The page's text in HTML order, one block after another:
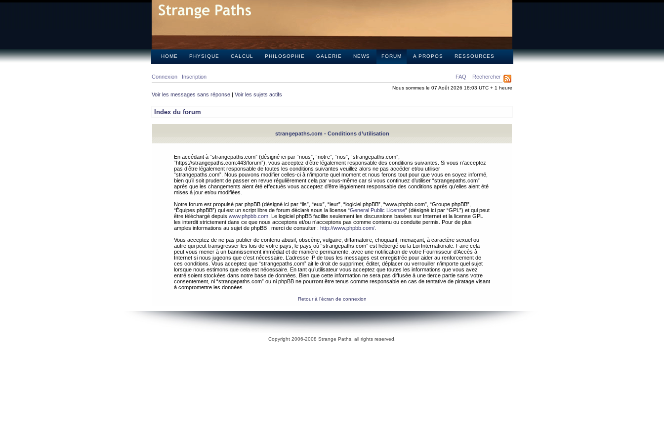
HOME PHYSIQUE CALCUL PHILOSOPHIE GALERIE NEWS FORUM A PROPOS RESSOURCES
FAQ Rechercher
Connexion Inscription
Nous sommes le 07 Août 2026 18:03 UTC + 1 heure
Voir les messages sans réponse | Voir les sujets actifs
Index du forum
strangepaths.com - Conditions d’utilisation
En accédant à “strangepaths.com” (désigné ici par “nous”, “notre”, “nos”, “strangepaths.com”,
“https://strangepaths.com:443/forum”), vous acceptez d’être légalement responsable des conditions suivantes. Si vous n’acceptez
pas d’être légalement responsable de toutes les conditions suivantes veuillez alors ne pas accéder et/ou utiliser
“strangepaths.com”. Nous pouvons modifier celles-ci à n’importe quel moment et nous ferons tout pour que vous en soyez informé,
bien qu’il soit prudent de passer en revue régulièrement cela par vous-même car si vous continuez d’utiliser “strangepaths.com”
après que les changements aient été effectués vous acceptez d’être légalement responsable des conditions après qu’elles aient été
mises à jour et/ou modifiées.
Notre forum est propulsé par phpBB (désigné ici par “ils”, “eux”, “leur”, “logiciel phpBB”, “www.phpbb.com”, “Groupe phpBB”,
“Équipes phpBB”) qui est un script libre de forum déclaré sous la license “General Public License” (désigné ici par “GPL”) et qui peut
être téléchargé depuis www.phpbb.com . Le logiciel phpBB facilite seulement les discussions basées sur Internet et la license GPL
les interdit strictement dans ce que nous acceptons et/ou n’acceptons pas comme contenu ou conduite permis. Pour de plus
amples informations au sujet de phpBB , merci de consulter : http://www.phpbb.com/
Vous acceptez de ne pas publier de contenu abusif, obscène, vulgaire, diffamatoire, choquant, menaçant, à caractère sexuel ou
autre qui peut transgresser les lois de votre pays, le pays où “strangepaths.com” est hébergé ou la Loi Internationale. Faire cela
peut vous mener à un bannissement immédiat et de manière permanente, avec une notification de votre Fournisseur d’Accès à
Internet si nous jugeons que c’est nécessaire. L’adresse IP de tous les messages est enregistrée pour aider au renforcement de
ces conditions. Vous acceptez que “strangepaths.com” ait le droit de supprimer, éditer, déplacer ou verrouiller n’importe quel sujet
lorsque nous estimons que cela est nécessaire. En tant qu’utilisateur vous acceptez que toutes les informations que vous avez
entré soient stockées dans notre base de données. Bien que cette information ne sera pas diffusée à une tierce partie sans votre
consentement, ni “strangepaths.com” ou ni phpBB ne pourront être tenus comme responsable en cas de tentative de piratage visant
à compromettre les données.
Retour à l’écran de connexion
Copyright 2006-2008 Strange Paths, all rights reserved.